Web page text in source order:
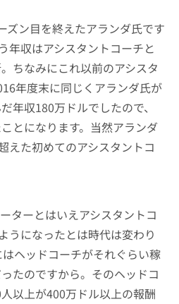
ズン目を終えたアランダ氏です
年収はアシスタントコーチと
ちなみにこれ以前のアシスタ
年度末に同じくアランダ氏が
年収180万ドルでしたので、
とになります。当然アランダ
えた初めてのアシスタントコ
ターとはいえアシスタントコ
うになったとは時代は変わり
ヘッドコーチがそれぐらい稼
たのですから。そのヘッドコ
以上が400万ドル以上の報酬